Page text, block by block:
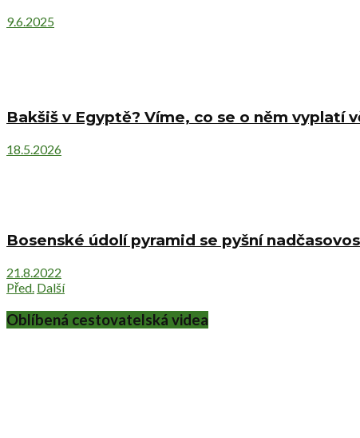
9.6.2025
Bakšiš v Egyptě? Víme, co se o něm vyplatí
18.5.2026
Bosenské údolí pyramid se pyšní
21.8.2022
Před. Další
Oblíbená cestovatelská videa